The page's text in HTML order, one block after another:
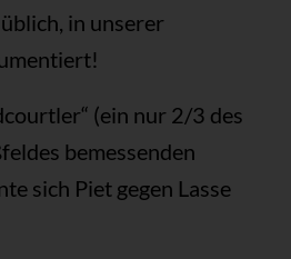
in unserer
(ein nur 2/3 des
bemessenden
sich Piet gegen Lasse